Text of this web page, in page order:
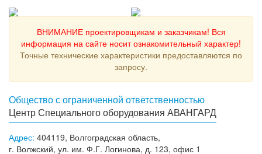
ВНИМАНИЕ проектировщикам и заказчикам! Вся
информация на сайте носит ознакомительный характер!
Точные технические характеристики предоставляются по
запросу.
Общество с ограниченной ответственностью
Центр Специального оборудования АВАНГАРД
Адрес: 404119, Волгоградская область,
г. Волжский, ул. им. Ф.Г. Логинова, д. 123, офис 1